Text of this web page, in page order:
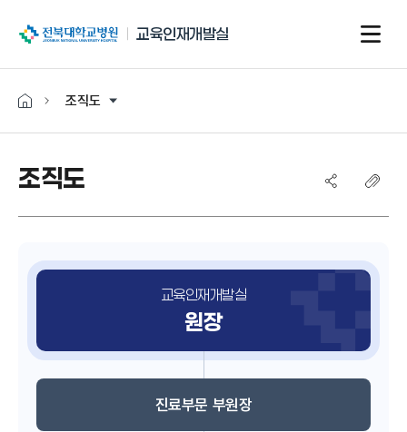
전북대학교병원
교육인재개발실
조직도
조직도
교육인재개발실
원장
진료부문 부원장